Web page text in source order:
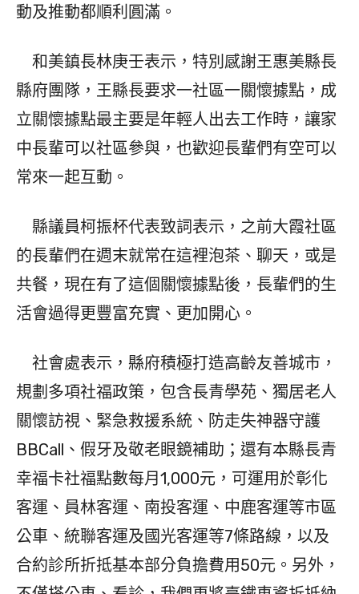
動及推動都順利圓滿。
和美鎮長林庚壬表示，特別感謝王惠美縣長
縣府團隊，王縣長要求一社區一關懷據點，成
立關懷據點最主要是年輕人出去工作時，讓家
中長輩可以社區參與，也歡迎長輩們有空可以
常來一起互動。
縣議員柯振杯代表致詞表示，之前大霞社區
的長輩們在週末就常在這裡泡茶、聊天，或是
共餐，現在有了這個關懷據點後，長輩們的生
活會過得更豐富充實、更加開心。
社會處表示，縣府積極打造高齡友善城市，
規劃多項社福政策，包含長青學苑、獨居老人
關懷訪視、緊急救援系統、防走失神器守護
BBCall、假牙及敬老眼鏡補助；還有本縣長青
幸福卡社福點數每月1,000元，可運用於彰化
客運、員林客運、南投客運、中鹿客運等市區
公車、統聯客運及國光客運等7條路線，以及
合約診所折抵基本部分負擔費用50元。另外，